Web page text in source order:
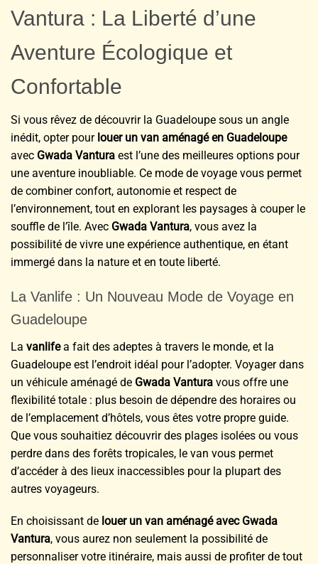
Vantura : La Liberté d’une
Aventure Écologique et
Confortable
Si vous rêvez de découvrir la Guadeloupe sous un angle
inédit, opter pour louer un van aménagé en Guadeloupe
avec Gwada Vantura est l’une des meilleures options pour
une aventure inoubliable. Ce mode de voyage vous permet
de combiner confort, autonomie et respect de
l’environnement, tout en explorant les paysages à couper le
souffle de l’île. Avec Gwada Vantura, vous avez la
possibilité de vivre une expérience authentique, en étant
immergé dans la nature et en toute liberté.
La Vanlife : Un Nouveau Mode de Voyage en
Guadeloupe
La vanlifea fait des adeptes à travers le monde, et la
Guadeloupe est l’endroit idéal pour l’adopter. Voyager dans
un véhicule aménagé de Gwada Vantura vous offre une
flexibilité totale : plus besoin de dépendre des horaires ou
de l’emplacement d’hôtels, vous êtes votre propre guide.
Que vous souhaitiez découvrir des plages isolées ou vous
perdre dans des forêts tropicales, le van vous permet
d’accéder à des lieux inaccessibles pour la plupart des
autres voyageurs.
En choisissant de louer un van aménagé avec Gwada
Vantura, vous aurez non seulement la possibilité de
personnaliser votre itinéraire, mais aussi de profiter de tout